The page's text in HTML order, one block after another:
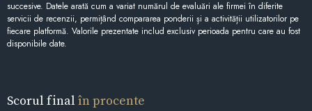
succesive. Datele arată cum a variat numărul de evaluări ale firmei în diferite
servicii de recenzii, permițând compararea ponderii și a activității utilizatorilor pe
fiecare platformă. Valorile prezentate includ exclusiv perioada pentru care au fost
disponibile date.
Scorul final în procente